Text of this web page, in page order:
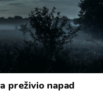
preživio napad